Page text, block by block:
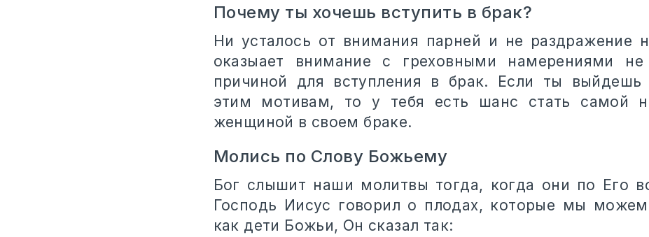
Почему ты хочешь вступить в брак?
Ни усталось от внимания парней и не раздражение
оказыает внимание с греховными намерениями не
причиной для вступления в брак. Если ты
этим мотивам, то у тебя есть шанс стать самой
женщиной в своем браке.
Молись по Слову Божьему
Бог слышит наши молитвы тогда, когда они по Его
Господь Иисус говорил о плодах, которые мы можем
как дети Божьи, Он сказал так: